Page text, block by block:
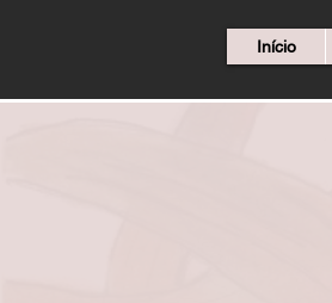
Início